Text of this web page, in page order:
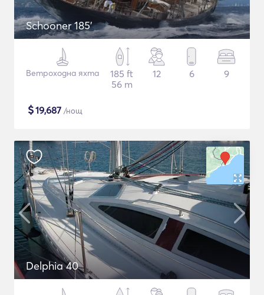
Schooner 185'
Ветроходна яхта
185 ft
56 m
12 6 9
$19,687 /нощ
Delphia 40